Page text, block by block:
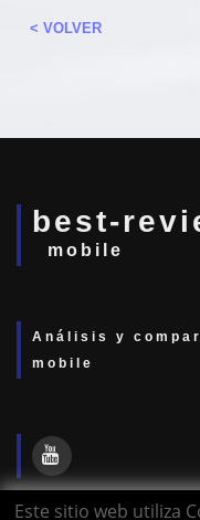
Este sitio web utiliza
< VOLVER
best-
mobile
Análisis y
mobile